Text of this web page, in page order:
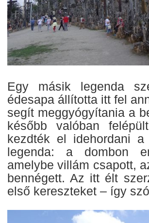
Egy másik legenda
édesapa állította itt fel
segít meggyógyítania a
később valóban
kezdték el idehordani a
legenda: a dombon
amelybe villám csapott,
bennégett. Az itt élt
első kereszteket – így